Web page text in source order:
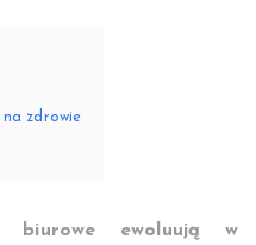
na zdrowie
biurowe ewoluują w